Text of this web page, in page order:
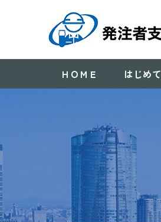
ＨＯＭＥ はじめ